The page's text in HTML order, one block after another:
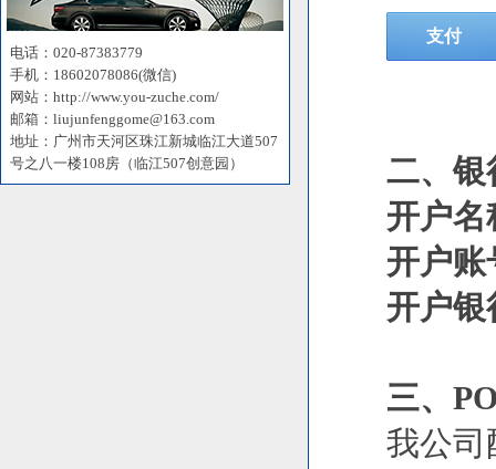
电话：020-87383779
手机：18602078086(微信)
网站：http://www.you-zuche.com/
邮箱：liujunfenggome@163.com
地址：广州市天河区珠江新城临江大道507
号之八一楼108房（临江507创意园）
二、银
开户名
开户账
开户银
三、
我公司